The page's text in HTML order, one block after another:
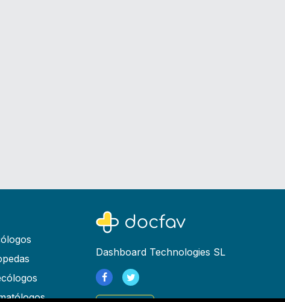
Dashboard Technologies SL